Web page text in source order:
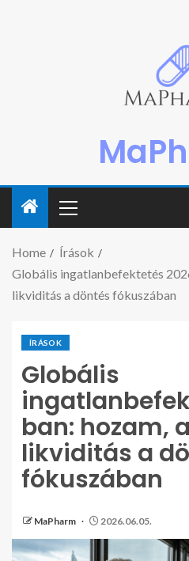
Home
Írások
Globális ingatlanbefektetés
likviditás a döntés fókuszában
ÍRÁSOK
Globális
ban: hozam,
likviditás a
fókuszában
MaPharm 2026.06.05.